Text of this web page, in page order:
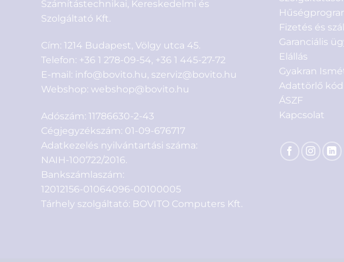
Számítástechnikai, Kereskedelmi és
Szolgáltató Kft.
Cím: 1214 Budapest, Völgy utca 45.
Telefon: +36 1 278-09-54, +36 1 445-27-72
E-mail: info@bovito.hu, szerviz@bovito.hu
Webshop: webshop@bovito.hu
Adószám: 11786630-2-43
Cégjegyzékszám: 01-09-676717
Adatkezelés nyilvántartási száma:
NAIH-100722/2016.
Bankszámlaszám:
12012156-01064096-00100005
Tárhely szolgáltató: BOVITO Computers Kft.
Fizetés és
Garanciális
Elállás
Gyakran
Adattörlő
ÁSZF
Kapcsolat